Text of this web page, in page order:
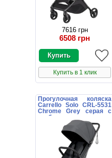
7616 грн
6508 грн
Купить в 1 клик
Прогулочная коляска
Carrello Solo CRL-5531
Chrome Grey серая с
глубоким капюшоном